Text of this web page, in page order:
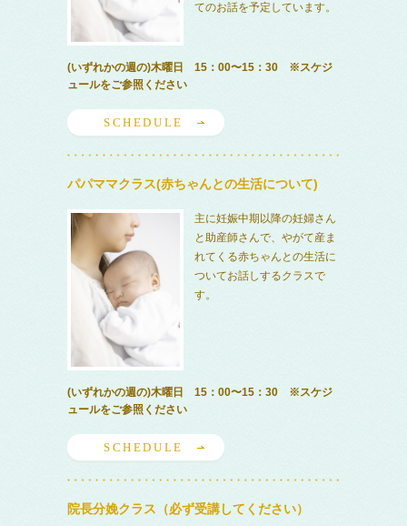
てのお話を予定しています。
(いずれかの週の)木曜日 15：00〜15：30 ※スケジ
ュールをご参照ください
SCHEDULE
パパママクラス(赤ちゃんとの生活について)
主に妊娠中期以降の妊婦さん
と助産師さんで、やがて産ま
れてくる赤ちゃんとの生活に
ついてお話しするクラスで
す。
(いずれかの週の)木曜日 15：00〜15：30 ※スケジ
ュールをご参照ください
SCHEDULE
院長分娩クラス（必ず受講してください）